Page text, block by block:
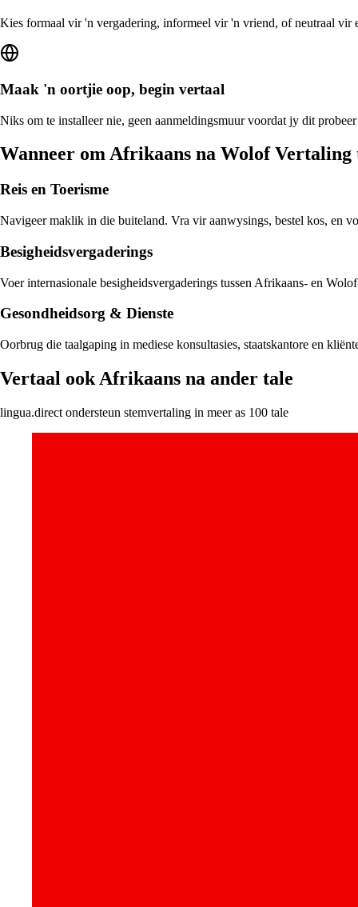
Kies formaal vir 'n vergadering, informeel vir 'n vriend, of neutraal vir
Maak 'n oortjie oop, begin vertaal
Niks om te installeer nie, geen aanmeldingsmuur voordat jy dit
Wanneer om Afrikaans na Wolof
Reis en Toerisme
Navigeer maklik in die buiteland. Vra vir aanwysings, bestel kos, en
Besigheidsvergaderings
Voer internasionale besigheidsvergaderings tussen Afrikaans- en
Gesondheidsorg & Dienste
Oorbrug die taalgaping in mediese konsultasies, staatskantore en
Vertaal ook Afrikaans na ander tale
lingua.direct ondersteun stemvertaling in meer as 100 tale